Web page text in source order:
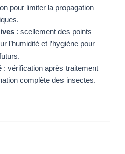
pour limiter la propagation
: scellement des points
l’humidité et l’hygiène pour
: vérification après traitement
complète des insectes.